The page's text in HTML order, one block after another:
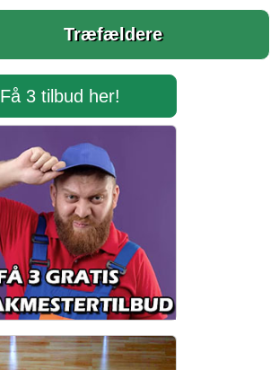
Træfældere
Få 3 tilbud her!